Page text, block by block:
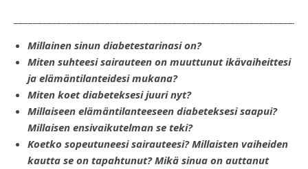
Millainen sinun diabetestarinasi on?
Miten suhteesi sairauteen on muuttunut ikävaiheittesi
ja elämäntilanteidesi mukana?
Miten koet diabeteksesi juuri nyt?
Millaiseen elämäntilanteeseen diabeteksesi saapui?
Millaisen ensivaikutelman se teki?
Koetko sopeutuneesi sairauteesi? Millaisten vaiheiden
kautta se on tapahtunut? Mikä sinua on auttanut